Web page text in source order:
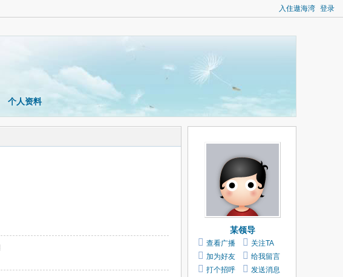
入住遨海湾 登录
个人资料
某领导
查看广播
关注TA
加为好友
给我留言
打个招呼
发送消息